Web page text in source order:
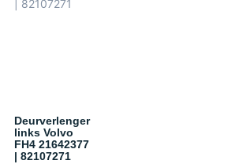
Deurverlenger
links Volvo
FH4 21642377
| 82107271